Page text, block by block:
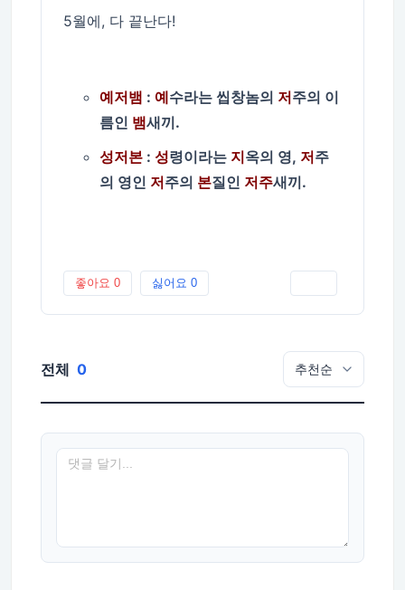
5월에, 다 끝난다!
예저뱀 : 예수라는 씹창놈의 저주의 이
름인 뱀새끼.
성저본 : 성령이라는 지옥의 영, 저주
의 영인 저주의 본질인 저주새끼.
좋아요 0 싫어요 0
전체 0